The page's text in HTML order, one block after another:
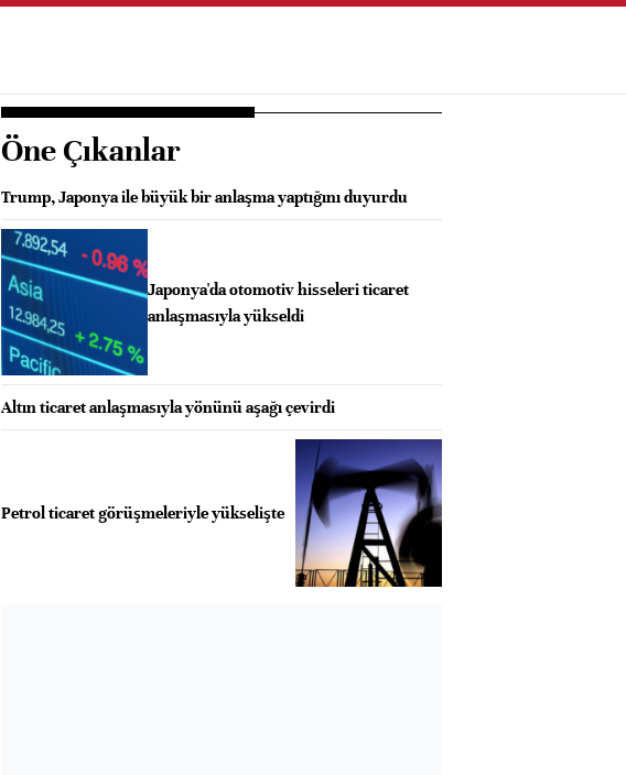
Öne Çıkanlar
Trump, Japonya ile büyük bir anlaşma yaptığını duyurdu
Japonya'da otomotiv hisseleri ticaret
anlaşmasıyla yükseldi
Altın ticaret anlaşmasıyla yönünü aşağı çevirdi
Petrol ticaret görüşmeleriyle yükselişte